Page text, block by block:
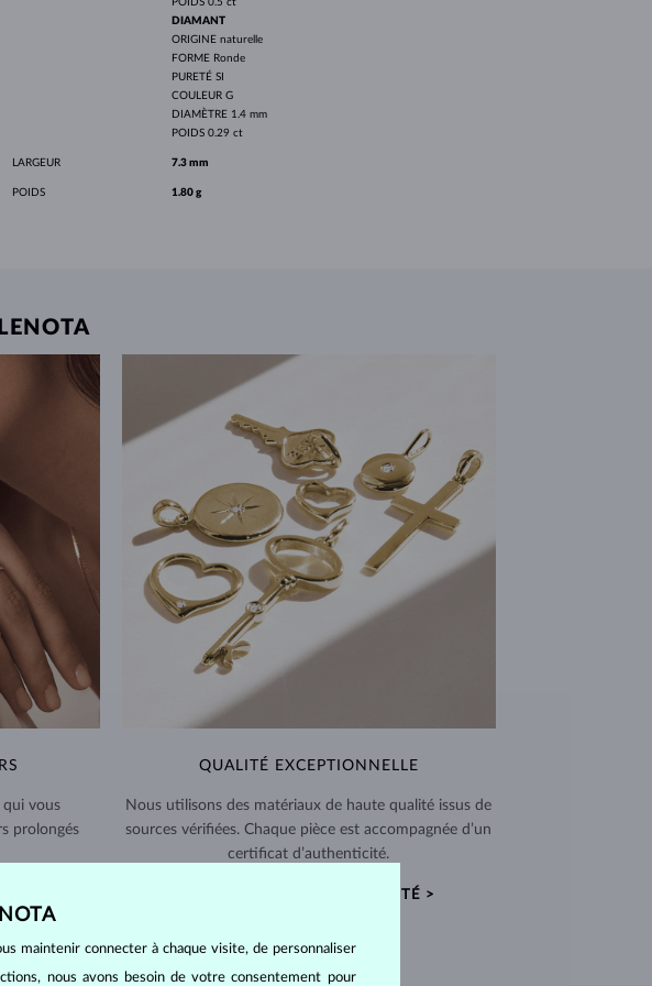
DIAMANT
ORIGINE naturelle
FORME Ronde
PURETÉ SI
COULEUR G
DIAMÈTRE 1.4 mm
POIDS 0.29 ct
LARGEUR 7.3 mm
POIDS 1.80 g
qui vous
prolongés
QUALITÉ EXCEPTIONNELLE
Nous utilisons des matériaux de haute qualité issus de
sources vérifiées. Chaque pièce est accompagnée d’un
certificat d’authenticité.
CERTIFICATS D’AUTHENTICITÉ >
maintenir connecter à chaque visite, de personnaliser
nous avons besoin de votre consentement pour